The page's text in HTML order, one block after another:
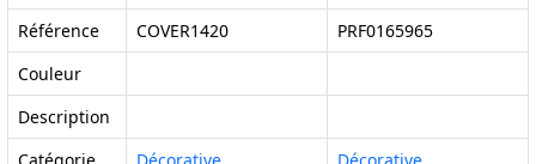
Référence
COVER1420
PRF0165965
Couleur
Description